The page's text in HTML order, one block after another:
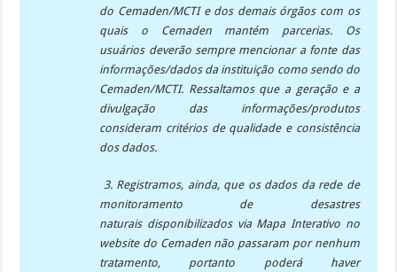
do Cemaden/MCTI e dos demais órgãos com os
quais o Cemaden mantém parcerias. Os
usuários deverão sempre mencionar a fonte das
informações/dados da instituição como sendo do
Cemaden/MCTI. Ressaltamos que a geração e a
divulgação das informações/produtos
consideram critérios de qualidade e consistência
dos dados.
3. Registramos, ainda, que os dados da rede de
monitoramento de desastres
naturais disponibilizados via Mapa Interativo no
website do Cemaden não passaram por nenhum
tratamento, portanto poderá haver